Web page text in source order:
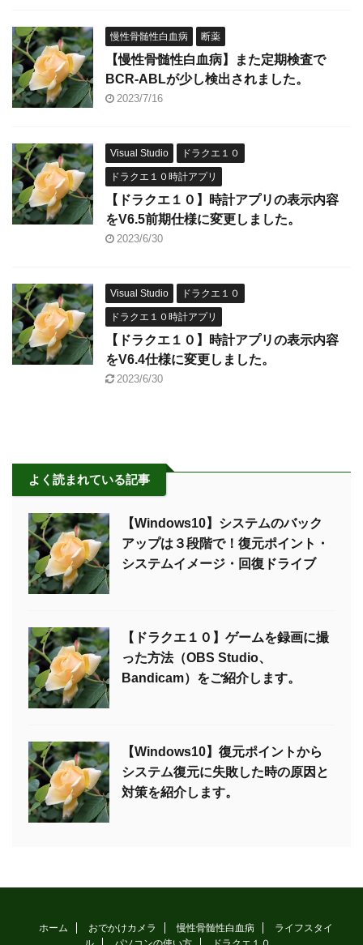
慢性骨髄性白血病 断薬
【慢性骨髄性白血病】また定期検査で
BCR-ABLが少し検出されました。
2023/7/16
Visual Studio ドラクエ１０
ドラクエ１０時計アプリ
【ドラクエ１０】時計アプリの表示内容
をV6.5前期仕様に変更しました。
2023/6/30
Visual Studio ドラクエ１０
ドラクエ１０時計アプリ
【ドラクエ１０】時計アプリの表示内容
をV6.4仕様に変更しました。
2023/6/30
よく読まれている記事
【Windows10】システムのバック
アップは３段階で！復元ポイント・
システムイメージ・回復ドライブ
【ドラクエ１０】ゲームを録画に撮
った方法（OBS Studio、
Bandicam）をご紹介します。
【Windows10】復元ポイントから
システム復元に失敗した時の原因と
対策を紹介します。
ホーム おでかけカメラ 慢性骨髄性白血病
ライフスタイ